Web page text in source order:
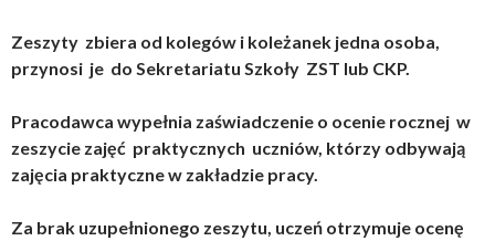
Zeszyty zbiera od kolegów i koleżanek jedna osoba,
przynosi je do Sekretariatu Szkoły ZST lub CKP.
Pracodawca wypełnia zaświadczenie o ocenie rocznej w
zeszycie zajęć praktycznych uczniów, którzy odbywają
zajęcia praktyczne w zakładzie pracy.
Za brak uzupełnionego zeszytu, uczeń otrzymuje ocenę